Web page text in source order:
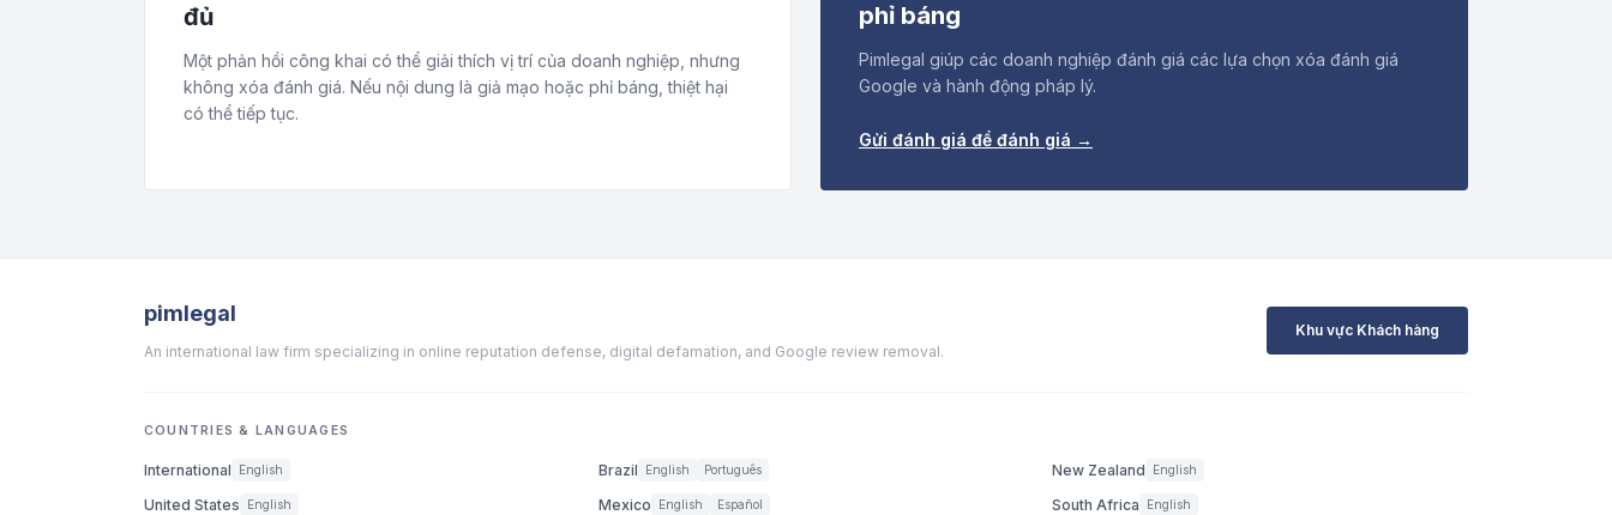
đủ
Một phản hồi công khai có thể giải thích vị trí của doanh nghiệp, nhưng
không xóa đánh giá. Nếu nội dung là giả mạo hoặc phỉ báng, thiệt hại
có thể tiếp tục.
phỉ báng
Pimlegal giúp các doanh nghiệp đánh giá các lựa chọn xóa đánh giá
Google và hành động pháp lý.
Gửi đánh giá để đánh giá →
pimlegal
An international law firm specializing in online reputation defense, digital defamation, and Google review removal.
Khu vực Khách hàng
COUNTRIES & LANGUAGES
International English
United States English
Brazil English Português
Mexico English Español
New Zealand English
South Africa English